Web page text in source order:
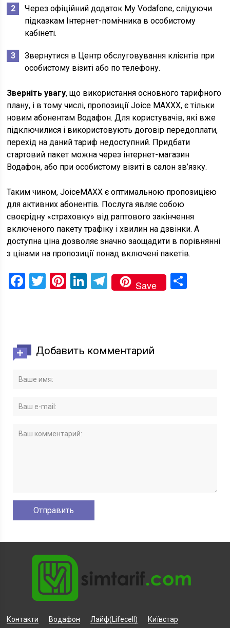
Через офіційний додаток My Vodafone, слідуючи
підказкам Інтернет-помічника в особистому
кабінеті.
Звернутися в Центр обслуговування клієнтів при
особистому візиті або по телефону.
Зверніть увагу, що використання основного тарифного
плану, і в тому числі, пропозиції Joice MAXXX, є тільки
новим абонентам Водафон. Для користувачів, які вже
підключилися і використовують договір передоплати,
перехід на даний тариф недоступний. Придбати
стартовий пакет можна через інтернет-магазин
Водафон, або при особистому візиті в салон зв’язку.
Таким чином, JoiceMAXX є оптимальною пропозицією
для активних абонентів. Послуга являє собою
своєрідну «страховку» від раптового закінчення
включеного пакету трафіку і хвилин на дзвінки. А
доступна ціна дозволяє значно заощадити в порівнянні
з цінами на пропозиції понад включені пакетів.
Facebook
Twitter
Pinterest
LinkedIn
Telegram
Save
Добавить комментарий
Контакти Водафон Лайф(Lifecell) Київстар